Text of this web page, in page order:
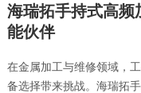
海瑞拓手持式高频
能伙伴
在金属加工与维修领域，
备选择带来挑战。海瑞拓